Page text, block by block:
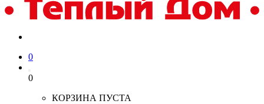
0
0
КОРЗИНА ПУСТА